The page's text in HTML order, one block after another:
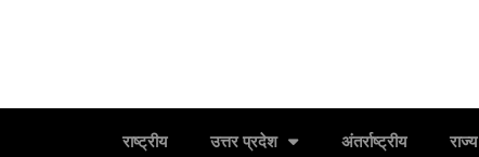
राष्ट्रीय उत्तर प्रदेश अंतर्राष्ट्रीय राज्य